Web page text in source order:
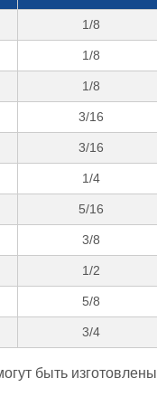
1/8
1/8
1/8
3/16
3/16
1/4
5/16
3/8
1/2
5/8
3/4
быть